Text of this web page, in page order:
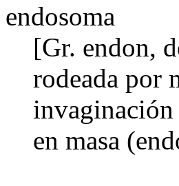
endosoma
[Gr. endon,
rodeada por
invaginación
en masa